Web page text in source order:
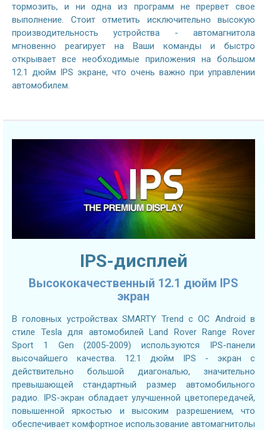
тормозить, и ни одна из программ не прервет свое
выполнение. Стоит отметить исключительно высокую
производительность устройства - автомагнитола
мгновенно реагирует на Ваши команды и быстро
открывает все необходимые приложения на большом
12.1 дюйм IPS экране, что очень важно при управлении
автомобилем.
IPS-дисплей
Высококачественный 12.1 дюйм IPS
экран
В головных устройствах SMARTY Trend с ОС Android в
стиле Tesla для автомобилей Land Rover Range Rover
Sport 1 Gen (2005-2009) используются IPS-панели
высочайшего качества. 12.1 дюйм IPS - экран с
действительно большой диагональю, значительно
превышающей стандартный размер автомобильного
радио. IPS-экран обладает улучшенной цветопередачей,
повышенной яркостью и высоким разрешением, что
обеспечивает комфортное использование автомагнитолы